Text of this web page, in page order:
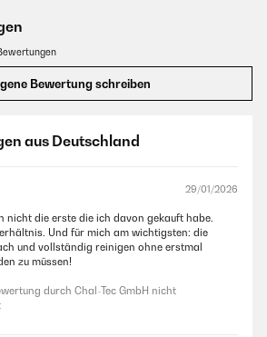
Bewertung schreiben
aus Deutschland
29/01/2026
nicht die erste die ich davon gekauft habe.
Und für mich am wichtigsten: die
und vollständig reinigen ohne erstmal
zu müssen!
durch Chal-Tec GmbH nicht